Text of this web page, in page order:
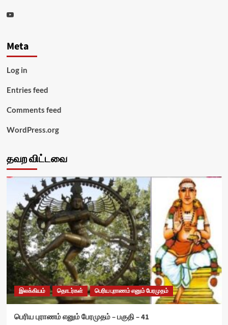
Youtube
Meta
Log in
Entries feed
Comments feed
WordPress.org
தவற விட்டவை
இலக்கியம் தொடர்கள் பெரிய புராணம் எனும் பேரமுதம்
பெரிய புராணம் எனும் பேரமுதம் – பகுதி – 41